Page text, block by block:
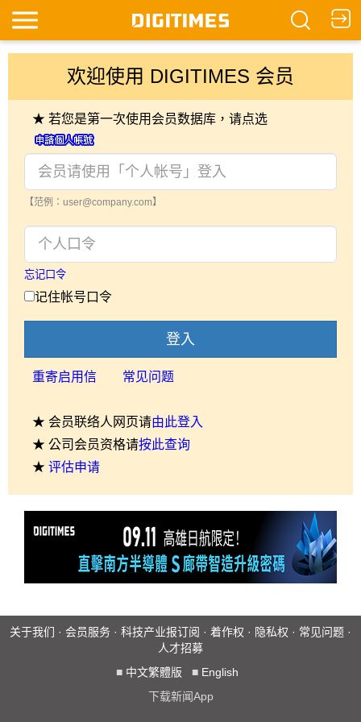
欢迎使用 DIGITIMES 会员
★ 若您是第一次使用会员数据库，请点选
【范例：user@company.com】
忘记口令
记住帐号口令
登入
重寄启用信 常见问题
★ 会员联络人网页请由此登入
★ 公司会员资格请按此查询
★ 评估申请
关于我们 · 会员服务 · 科技产业报订阅 · 着作权 · 隐私权 · 常见问题 ·
人才招募
■ 中文繁體版 ■ English
下载新闻App